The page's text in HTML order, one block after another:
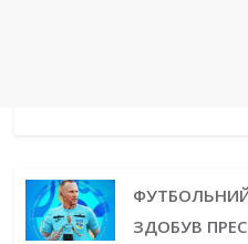
ФУТБОЛЬНИЙ
ЗДОБУВ